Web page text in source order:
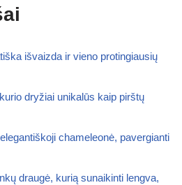
išvaizda ir vieno protingiausių
dryžiai unikalūs kaip pirštų
chameleonė, pavergianti
draugė, kurią sunaikinti lengva,